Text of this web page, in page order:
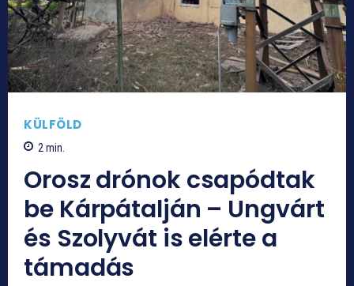
KÜLFÖLD
2 min.
Orosz drónok csapódtak
be Kárpátalján – Ungvárt
és Szolyvát is elérte a
támadás